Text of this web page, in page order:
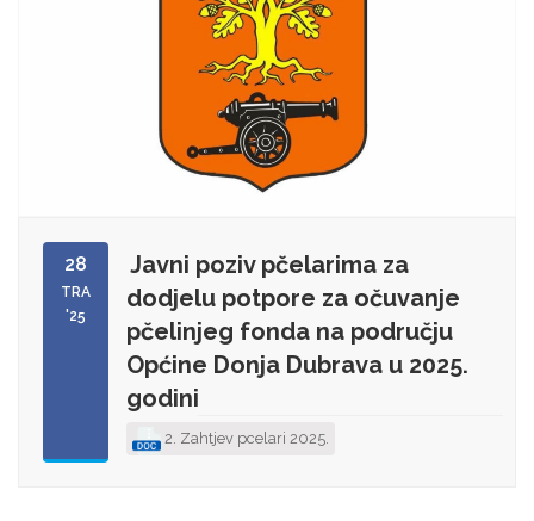
28
TRA
'25
Javni poziv pčelarima za
dodjelu potpore za očuvanje
pčelinjeg fonda na području
Općine Donja Dubrava u 2025.
godini
2. Zahtjev pcelari 2025.